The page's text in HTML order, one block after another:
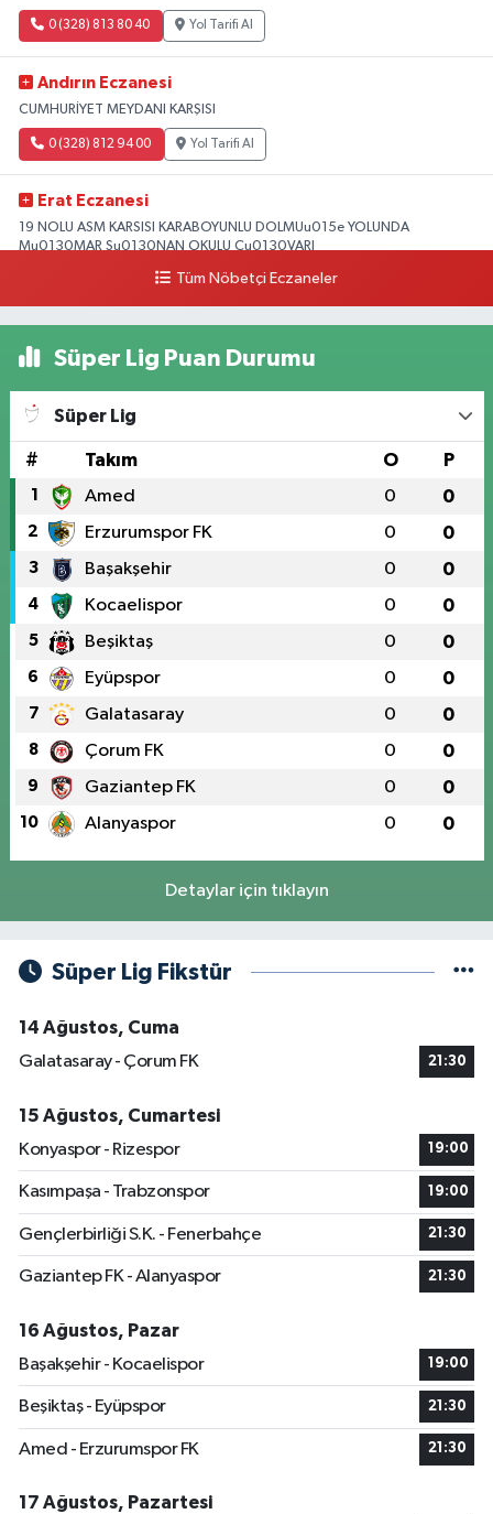
0 (328) 813 80 40 Yol Tarifi Al
Andırın Eczanesi
CUMHURİYET MEYDANI KARŞISI
0 (328) 812 94 00 Yol Tarifi Al
Erat Eczanesi
19 NOLU ASM KARSISI KARABOYUNLU DOLMUu015e YOLUNDA
Mu0130MAR Su0130NAN OKULU Cu0130VARI
Yol Tarifi Al
Tüm Nöbetçi Eczaneler
Süper Lig Puan Durumu
Süper Lig
# Takım O P
1 Amed 0 0
2 Erzurumspor FK 0 0
3 Başakşehir 0 0
4 Kocaelispor 0 0
5 Beşiktaş 0 0
6 Eyüpspor 0 0
7 Galatasaray 0 0
8 Çorum FK 0 0
9 Gaziantep FK 0 0
10 Alanyaspor 0 0
Detaylar için tıklayın
Süper Lig Fikstür
14 Ağustos, Cuma
Galatasaray - Çorum FK
21:30
15 Ağustos, Cumartesi
Konyaspor - Rizespor
19:00
Kasımpaşa - Trabzonspor 19:00
Gençlerbirliği S.K. - Fenerbahçe 21:30
Gaziantep FK - Alanyaspor 21:30
16 Ağustos, Pazar
Başakşehir - Kocaelispor
19:00
Beşiktaş - Eyüpspor 21:30
Amed - Erzurumspor FK 21:30
17 Ağustos, Pazartesi